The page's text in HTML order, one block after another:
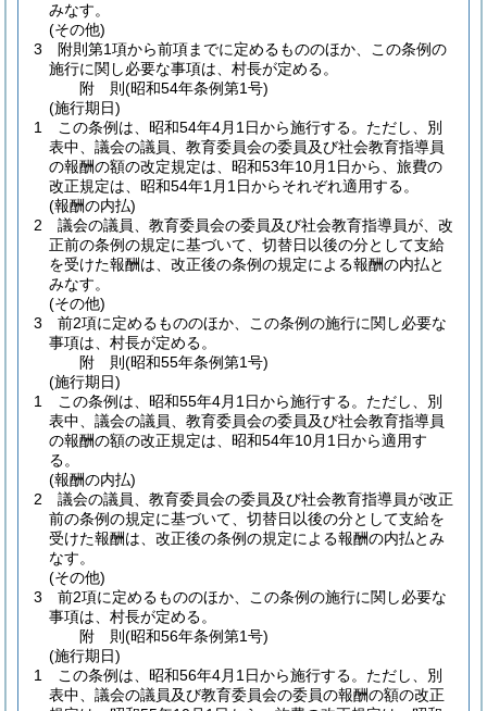
みなす。
(その他)
3
附則第1項から前項までに定めるもののほか、この条例の
施行に関し必要な事項は、村長が定める。
附 則(昭和54年条例第1号)
(施行期日)
1
この条例は、昭和54年4月1日から施行する。 ただし、別
表中、議会の議員、教育委員会の委員及び社会教育指導員
の報酬の額の改定規定は、昭和53年10月1日から、旅費の
改正規定は、昭和54年1月1日からそれぞれ適用する。
(報酬の内払)
2
議会の議員、教育委員会の委員及び社会教育指導員が、改
正前の条例の規定に基づいて、切替日以後の分として支給
を受けた報酬は、改正後の条例の規定による報酬の内払と
みなす。
(その他)
3
前2項に定めるもののほか、この条例の施行に関し必要な
事項は、村長が定める。
附 則(昭和55年条例第1号)
(施行期日)
1
この条例は、昭和55年4月1日から施行する。 ただし、別
表中、議会の議員、教育委員会の委員及び社会教育指導員
の報酬の額の改正規定は、昭和54年10月1日から適用す
る。
(報酬の内払)
2
議会の議員、教育委員会の委員及び社会教育指導員が改正
前の条例の規定に基づいて、切替日以後の分として支給を
受けた報酬は、改正後の条例の規定による報酬の内払とみ
なす。
(その他)
3
前2項に定めるもののほか、この条例の施行に関し必要な
事項は、村長が定める。
附 則(昭和56年条例第1号)
(施行期日)
1
この条例は、昭和56年4月1日から施行する。 ただし、別
表中、議会の議員及び教育委員会の委員の報酬の額の改正